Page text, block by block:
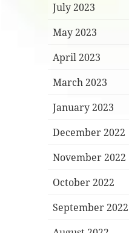
July 2023
May 2023
April 2023
March 2023
January 2023
December 2022
November 2022
October 2022
September 2022